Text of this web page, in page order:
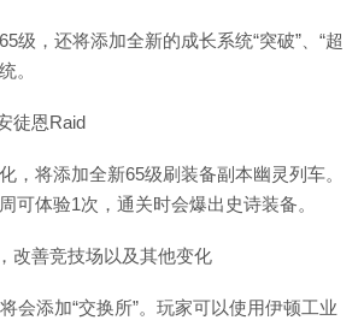
级，还将添加全新的成长系统“突破”、“超
。
徒恩Raid
，将添加全新65级刷装备副本幽灵列车。
可体验1次，通关时会爆出史诗装备。
改善竞技场以及其他变化
会添加“交换所”。玩家可以使用伊顿工业